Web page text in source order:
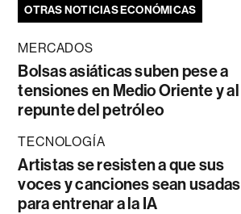
OTRAS NOTICIAS ECONÓMICAS
MERCADOS
Bolsas asiáticas suben pese a
tensiones en Medio Oriente y al
repunte del petróleo
TECNOLOGÍA
Artistas se resisten a que sus
voces y canciones sean usadas
para entrenar a la IA